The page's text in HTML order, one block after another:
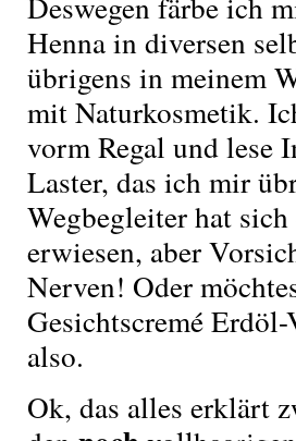
Henna in diversen
übrigens in meinem
mit Naturkosmetik.
vorm Regal und lese
Laster, das ich mir
Wegbegleiter hat
erwiesen, aber
Nerven! Oder
Gesichtscremé
also.
Ok, das alles erklärt